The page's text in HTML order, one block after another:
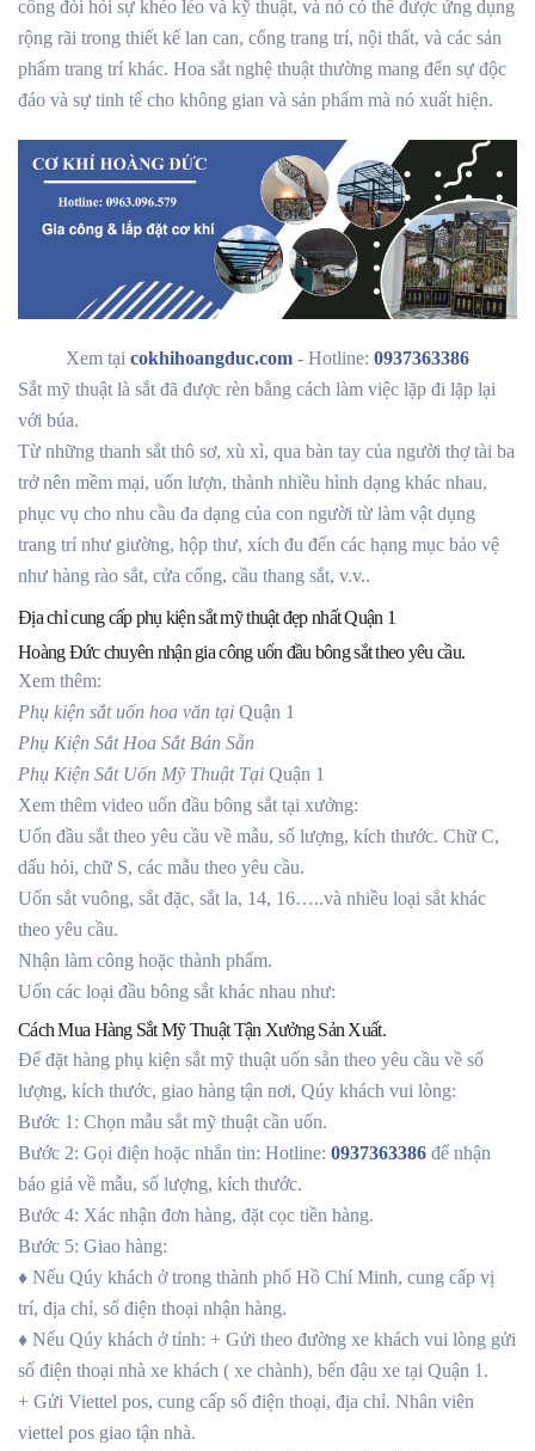
công đòi hỏi sự khéo léo và kỹ thuật, và nó có thể được ứng dụng
rộng rãi trong thiết kế lan can, cổng trang trí, nội thất, và các sản
phẩm trang trí khác. Hoa sắt nghệ thuật thường mang đến sự độc
đáo và sự tinh tế cho không gian và sản phẩm mà nó xuất hiện.
Xem tại cokhihoangduc.com - Hotline: 0937363386
Sắt mỹ thuật là sắt đã được rèn bằng cách làm việc lặp đi lặp lại
với búa.
Từ những thanh sắt thô sơ, xù xì, qua bàn tay của người thợ tài ba
trở nên mềm mại, uốn lượn, thành nhiều hình dạng khác nhau,
phục vụ cho nhu cầu đa dạng của con người từ làm vật dụng
trang trí như giường, hộp thư, xích đu đến các hạng mục bảo vệ
như hàng rào sắt, cửa cổng, cầu thang sắt, v.v..
Địa chỉ cung cấp phụ kiện sắt mỹ thuật đẹp nhất Quận 1
Hoàng Đức chuyên nhận gia công uốn đầu bông sắt theo yêu cầu.
Xem thêm:
Phụ kiện sắt uốn hoa văn tại Quận 1
Phụ Kiện Sắt Hoa Sắt Bán Sẵn
Phụ Kiện Sắt Uốn Mỹ Thuật Tại Quận 1
Xem thêm video uốn đầu bông sắt tại xưởng:
Uốn đầu sắt theo yêu cầu về mẫu, số lượng, kích thước. Chữ C,
dấu hỏi, chữ S, các mẫu theo yêu cầu.
Uốn sắt vuông, sắt đặc, sắt la, 14, 16…..và nhiều loại sắt khác
theo yêu cầu.
Nhận làm công hoặc thành phẩm.
Uốn các loại đầu bông sắt khác nhau như:
Cách Mua Hàng Sắt Mỹ Thuật Tận Xưởng Sản Xuất.
Để đặt hàng phụ kiện sắt mỹ thuật uốn sẵn theo yêu cầu về số
lượng, kích thước, giao hàng tận nơi, Qúy khách vui lòng:
Bước 1: Chọn mẫu sắt mỹ thuật cần uốn.
Bước 2: Gọi điện hoặc nhắn tin: Hotline: 0937363386 để nhận
báo giá về mẫu, số lượng, kích thước.
Bước 4: Xác nhận đơn hàng, đặt cọc tiền hàng.
Bước 5: Giao hàng:
♦ Nếu Qúy khách ở trong thành phố Hồ Chí Minh, cung cấp vị
trí, địa chỉ, số điện thoại nhận hàng.
♦ Nếu Qúy khách ở tỉnh: + Gửi theo đường xe khách vui lòng gửi
số điện thoại nhà xe khách ( xe chành), bến đậu xe tại Quận 1.
+ Gửi Viettel pos, cung cấp số điện thoại, địa chỉ. Nhân viên
viettel pos giao tận nhà.